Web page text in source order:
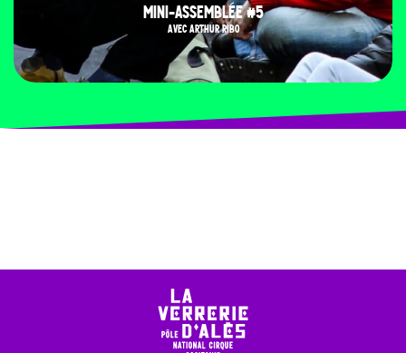
MINI-ASSEMBLÉE #5
AVEC ARTHUR RIBO